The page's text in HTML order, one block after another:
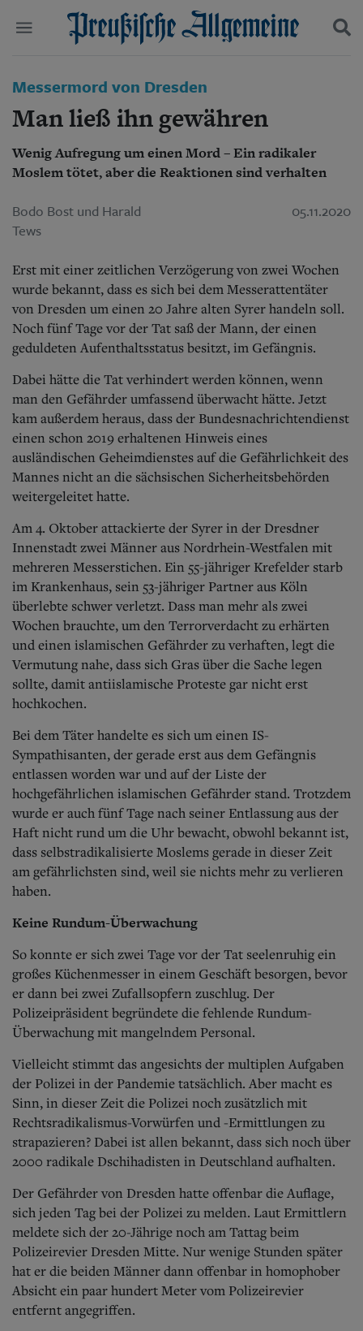
Start
Wer wir sind
Abonnenten-Login
Abonnent werden
Abo Prämien
Archiv
Mediadaten
Politik
Wirtschaft
Panorama
Gesellschaft
Leben
Schlesien
Danzig und Westpreußen
Bücher
Kontakt
Datenschutz
Suchen und finden
Messermord von Dresden
Man ließ ihn gewähren
Wenig Aufregung um einen Mord – Ein radikaler
Moslem tötet, aber die Reaktionen sind verhalten
Bodo Bost und Harald
Tews
05.11.2020
Erst mit einer zeitlichen Verzögerung von zwei Wochen
wurde bekannt, dass es sich bei dem Messerattentäter
von Dresden um einen 20 Jahre alten Syrer handeln soll.
Noch fünf Tage vor der Tat saß der Mann, der einen
geduldeten Aufenthaltsstatus besitzt, im Gefängnis.
Dabei hätte die Tat verhindert werden können, wenn
man den Gefährder umfassend überwacht hätte. Jetzt
kam außerdem heraus, dass der Bundesnachrichtendienst
einen schon 2019 erhaltenen Hinweis eines
ausländischen Geheimdienstes auf die Gefährlichkeit des
Mannes nicht an die sächsischen Sicherheitsbehörden
weitergeleitet hatte.
Am 4. Oktober attackierte der Syrer in der Dresdner
Innenstadt zwei Männer aus Nordrhein-Westfalen mit
mehreren Messerstichen. Ein 55-jähriger Krefelder starb
im Krankenhaus, sein 53-jähriger Partner aus Köln
überlebte schwer verletzt. Dass man mehr als zwei
Wochen brauchte, um den Terrorverdacht zu erhärten
und einen islamischen Gefährder zu verhaften, legt die
Vermutung nahe, dass sich Gras über die Sache legen
sollte, damit antiislamische Proteste gar nicht erst
hochkochen.
Bei dem Täter handelte es sich um einen IS-
Sympathisanten, der gerade erst aus dem Gefängnis
entlassen worden war und auf der Liste der
hochgefährlichen islamischen Gefährder stand. Trotzdem
wurde er auch fünf Tage nach seiner Entlassung aus der
Haft nicht rund um die Uhr bewacht, obwohl bekannt ist,
dass selbstradikalisierte Moslems gerade in dieser Zeit
am gefährlichsten sind, weil sie nichts mehr zu verlieren
haben.
Keine Rundum-Überwachung
So konnte er sich zwei Tage vor der Tat seelenruhig ein
großes Küchenmesser in einem Geschäft besorgen, bevor
er dann bei zwei Zufallsopfern zuschlug. Der
Polizeipräsident begründete die fehlende Rundum-
Überwachung mit mangelndem Personal.
Vielleicht stimmt das angesichts der multiplen Aufgaben
der Polizei in der Pandemie tatsächlich. Aber macht es
Sinn, in dieser Zeit die Polizei noch zusätzlich mit
Rechtsradikalismus-Vorwürfen und -Ermittlungen zu
strapazieren? Dabei ist allen bekannt, dass sich noch über
2000 radikale Dschihadisten in Deutschland aufhalten.
Der Gefährder von Dresden hatte offenbar die Auflage,
sich jeden Tag bei der Polizei zu melden. Laut Ermittlern
meldete sich der 20-Jährige noch am Tattag beim
Polizeirevier Dresden Mitte. Nur wenige Stunden später
hat er die beiden Männer dann offenbar in homophober
Absicht ein paar hundert Meter vom Polizeirevier
entfernt angegriffen.